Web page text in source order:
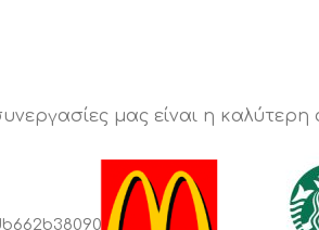
μας είναι η